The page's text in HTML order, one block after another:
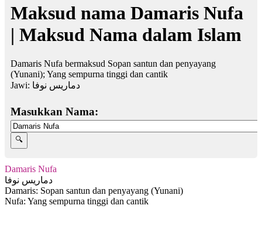
Maksud nama Damaris Nufa
| Maksud Nama dalam Islam
Damaris Nufa bermaksud Sopan santun dan penyayang
(Yunani); Yang sempurna tinggi dan cantik
Jawi: دماريس نوفا
Masukkan Nama:
Damaris Nufa
دماريس نوفا
Damaris: Sopan santun dan penyayang (Yunani)
Nufa: Yang sempurna tinggi dan cantik